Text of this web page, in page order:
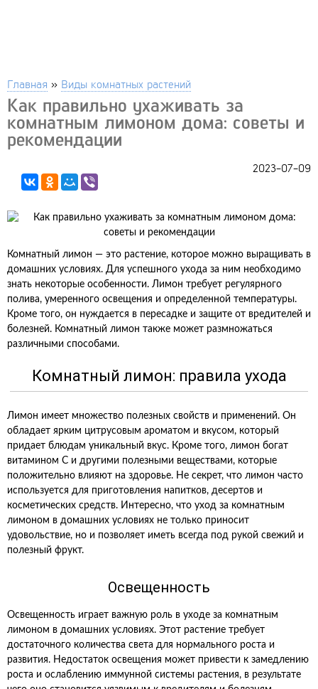
Главная » Виды комнатных растений
Как правильно ухаживать за
комнатным лимоном дома: советы и
рекомендации
2023-07-09
Комнатный лимон — это растение, которое можно выращивать в
домашних условиях. Для успешного ухода за ним необходимо
знать некоторые особенности. Лимон требует регулярного
полива, умеренного освещения и определенной температуры.
Кроме того, он нуждается в пересадке и защите от вредителей и
болезней. Комнатный лимон также может размножаться
различными способами.
Комнатный лимон: правила ухода
Лимон имеет множество полезных свойств и применений. Он
обладает ярким цитрусовым ароматом и вкусом, который
придает блюдам уникальный вкус. Кроме того, лимон богат
витамином C и другими полезными веществами, которые
положительно влияют на здоровье. Не секрет, что лимон часто
используется для приготовления напитков, десертов и
косметических средств. Интересно, что уход за комнатным
лимоном в домашних условиях не только приносит
удовольствие, но и позволяет иметь всегда под рукой свежий и
полезный фрукт.
Освещенность
Освещенность играет важную роль в уходе за комнатным
лимоном в домашних условиях. Этот растение требует
достаточного количества света для нормального роста и
развития. Недостаток освещения может привести к замедлению
роста и ослаблению иммунной системы растения, в результате